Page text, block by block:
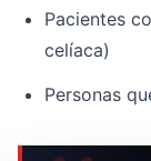
Pacientes
celíaca)
Personas